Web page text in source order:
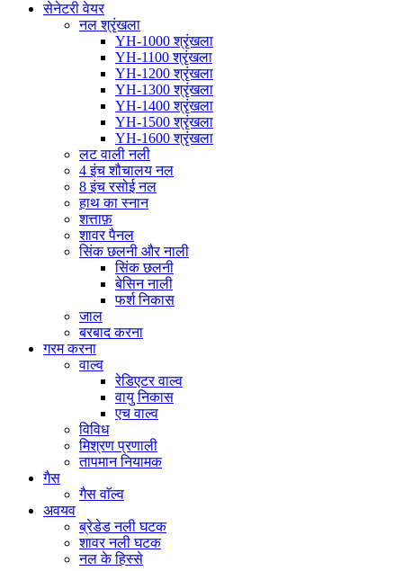
सेनेटरी वेयर
नल श्रृंखला
YH-1000 श्रृंखला
YH-1100 श्रृंखला
YH-1200 श्रृंखला
YH-1300 श्रृंखला
YH-1400 श्रृंखला
YH-1500 श्रृंखला
YH-1600 श्रृंखला
लट वाली नली
4 इंच शौचालय नल
8 इंच रसोई नल
हाथ का स्नान
शत्ताफ़
शावर पैनल
सिंक छलनी और नाली
सिंक छलनी
बेसिन नाली
फर्श निकास
जाल
बरबाद करना
गरम करना
वाल्व
रेडिएटर वाल्व
वायु निकास
एच वाल्व
विविध
मिश्रण प्रणाली
तापमान नियामक
गैस
गैस वाॅल्व
अवयव
ब्रेडेड नली घटक
शावर नली घटक
नल के हिस्से